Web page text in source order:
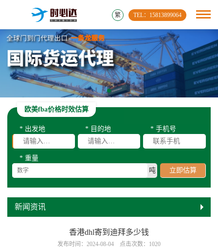
TEL：15813899064
繁
欧美fba价格时效估算
* 出发地 * 目的地 * 手机号
* 重量
吨
立即估算
新闻资讯
香港dhl寄到迪拜多少钱
发布时间：2024-08-04 点击次数：1020